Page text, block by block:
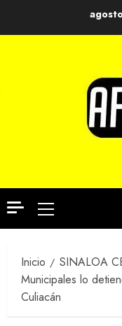
Menú
principal
Inicio
SINALOA
Municipales lo
Culiacán